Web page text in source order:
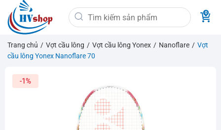
qua
nội
dung
Tìm
kiếm:
Trang chủ / Vợt cầu lông / Vợt cầu lông Yonex / Nanoflare / Vợt
cầu lông Yonex Nanoflare 70
-1%